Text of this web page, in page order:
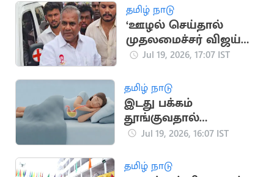
தமிழ் நாடு
‘ஊழல் செய்தால்
முதலமைச்சர் விஜய்
நீக்கிவிடுவார்’..
Jul 19, 2026, 17:07 IST
தமிழ் நாடு
இடது பக்கம்
தூங்குவதால்
கிடைக்கும் முக்கிய
Jul 19, 2026, 16:07 IST
தமிழ் நாடு